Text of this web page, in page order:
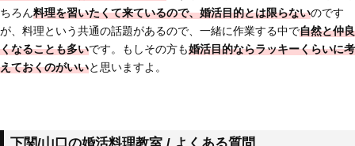
ちろん料理を習いたくて来ているので、婚活目的とは限らないのです
が、料理という共通の話題があるので、一緒に作業する中で自然と仲良
くなることも多いです。もしその方も婚活目的ならラッキーくらいに考
えておくのがいいと思いますよ。
下関/山口の婚活料理教室 / よくある質問